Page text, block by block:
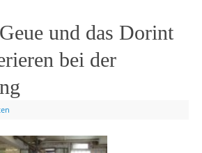
und das Dorint
bei der